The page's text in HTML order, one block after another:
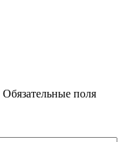
Обязательные поля